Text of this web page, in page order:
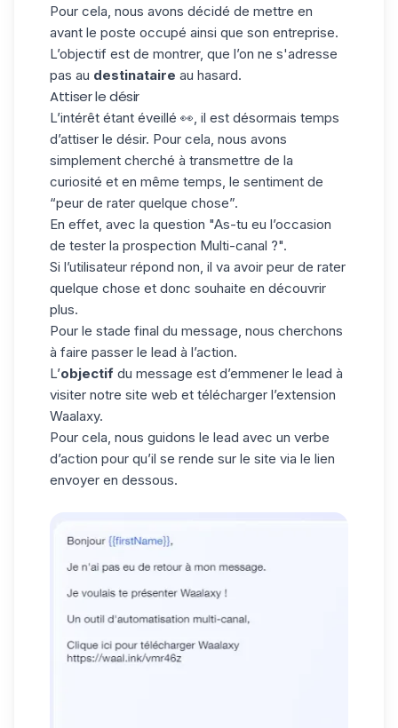
Pour cela, nous avons décidé de mettre en
avant le poste occupé ainsi que son entreprise.
L’objectif est de montrer, que l’on ne s'adresse
pas au destinataire au hasard.
Attiser le désir
L’intérêt étant éveillé 👀, il est désormais temps
d’attiser le désir. Pour cela, nous avons
simplement cherché à transmettre de la
curiosité et en même temps, le sentiment de
“peur de rater quelque chose”.
En effet, avec la question "As-tu eu l’occasion
de tester la prospection Multi-canal ?".
Si l’utilisateur répond non, il va avoir peur de rater
quelque chose et donc souhaite en découvrir
plus.
Pour le stade final du message, nous cherchons
à faire passer le lead à l’action.
L’objectif du message est d’emmener le lead à
visiter notre site web et télécharger l’extension
Waalaxy.
Pour cela, nous guidons le lead avec un verbe
d’action pour qu’il se rende sur le site via le lien
envoyer en dessous.